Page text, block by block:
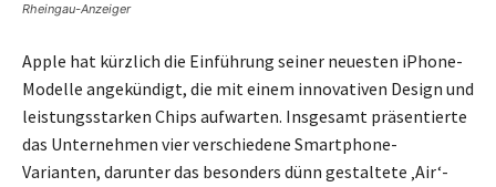
Rheingau-Anzeiger
Apple hat kürzlich die Einführung seiner neuesten iPhone-
Modelle angekündigt, die mit einem innovativen Design und
leistungsstarken Chips aufwarten. Insgesamt präsentierte
das Unternehmen vier verschiedene Smartphone-
Varianten, darunter das besonders dünn gestaltete ‚Air‘-